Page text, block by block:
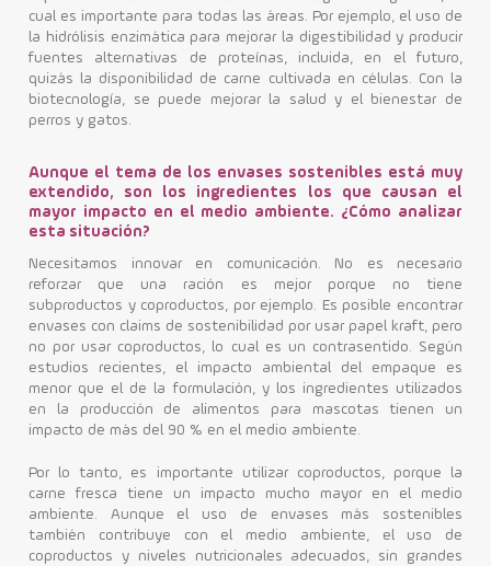
cual es importante para todas las áreas. Por ejemplo, el uso de
la hidrólisis enzimática para mejorar la digestibilidad y producir
fuentes alternativas de proteínas, incluida, en el futuro,
quizás la disponibilidad de carne cultivada en células. Con la
biotecnología, se puede mejorar la salud y el bienestar de
perros y gatos.
Aunque el tema de los envases sostenibles está muy
extendido, son los ingredientes los que causan el
mayor impacto en el medio ambiente. ¿Cómo analizar
esta situación?
Necesitamos innovar en comunicación. No es necesario
reforzar que una ración es mejor porque no tiene
subproductos y coproductos, por ejemplo. Es posible encontrar
envases con claims de sostenibilidad por usar papel kraft, pero
no por usar coproductos, lo cual es un contrasentido. Según
estudios recientes, el impacto ambiental del empaque es
menor que el de la formulación, y los ingredientes utilizados
en la producción de alimentos para mascotas tienen un
impacto de más del 90 % en el medio ambiente.
Por lo tanto, es importante utilizar coproductos, porque la
carne fresca tiene un impacto mucho mayor en el medio
ambiente. Aunque el uso de envases más sostenibles
también contribuye con el medio ambiente, el uso de
coproductos y niveles nutricionales adecuados, sin grandes